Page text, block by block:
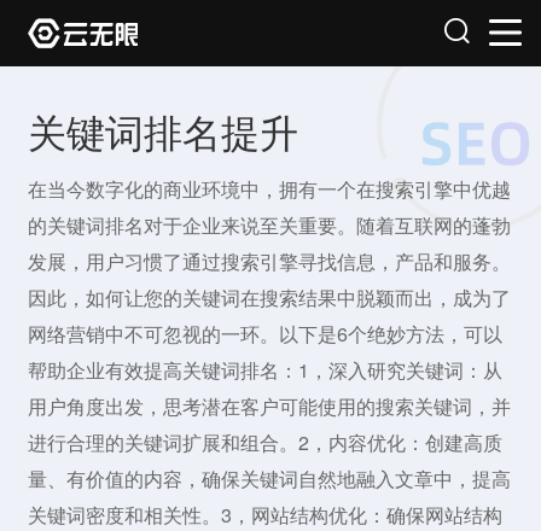
关键词排名提升
在当今数字化的商业环境中，拥有一个在搜索引擎中优越
的关键词排名对于企业来说至关重要。随着互联网的蓬勃
发展，用户习惯了通过搜索引擎寻找信息，产品和服务。
因此，如何让您的关键词在搜索结果中脱颖而出，成为了
网络营销中不可忽视的一环。以下是6个绝妙方法，可以
帮助企业有效提高关键词排名：1，深入研究关键词：从
用户角度出发，思考潜在客户可能使用的搜索关键词，并
进行合理的关键词扩展和组合。2，内容优化：创建高质
量、有价值的内容，确保关键词自然地融入文章中，提高
关键词密度和相关性。3，网站结构优化：确保网站结构